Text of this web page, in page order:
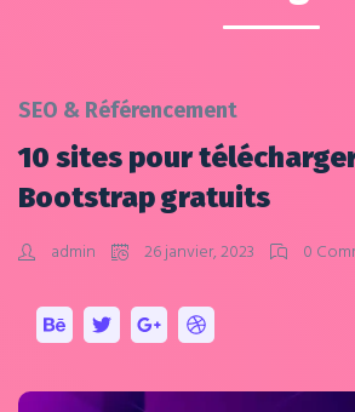
SEO & Référencement
10 sites pour
Bootstrap gratuits
admin 26 janvier, 2023 0